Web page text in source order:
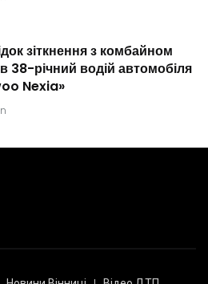
зіткнення з комбайном
38-річний водій автомобіля
Nexia»